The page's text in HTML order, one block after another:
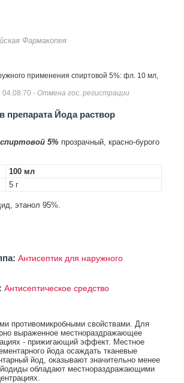
Фармакопея
применения спиртовой 5%: фл. 10 мл,
04.08.70 - Отмена гос. регистрации
препарата Йода раствор
5%прозрачный, красно-бурого
100 мл
5 г
этанол 95%.
Антисептик для наружного
Антисептическое средство
противомикробными свойствами. Для
выраженное местнораздражающее
- прижигающий эффект. Местное
йода осаждать тканевые
йод, оказывают значительно менее
обладают местнораздражающими